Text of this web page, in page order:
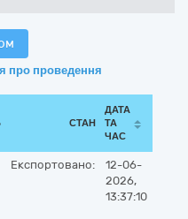
про проведення
СТАН
ДАТА
ТА
ЧАС
Експортовано:
12-06-
2026,
13:37:10